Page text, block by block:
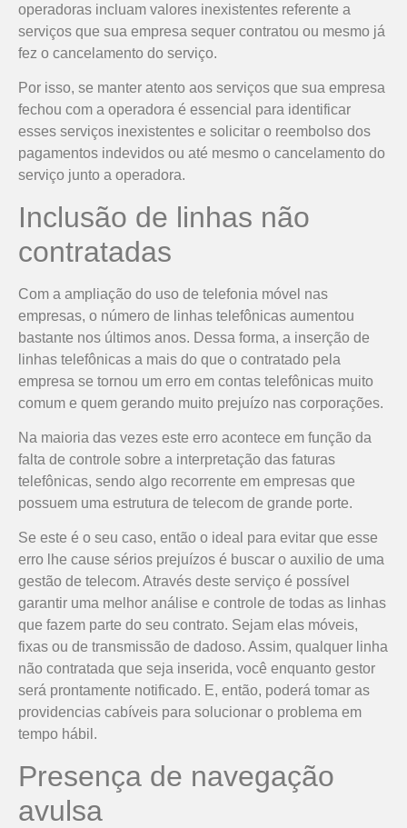
operadoras incluam valores inexistentes referente a
serviços que sua empresa sequer contratou ou mesmo já
fez o cancelamento do serviço.
Por isso, se manter atento aos serviços que sua empresa
fechou com a operadora é essencial para identificar
esses serviços inexistentes e solicitar o reembolso dos
pagamentos indevidos ou até mesmo o cancelamento do
serviço junto a operadora.
Inclusão de linhas não
contratadas
Com a ampliação do uso de telefonia móvel nas
empresas, o número de linhas telefônicas aumentou
bastante nos últimos anos. Dessa forma, a inserção de
linhas telefônicas a mais do que o contratado pela
empresa se tornou um erro em contas telefônicas muito
comum e quem gerando muito prejuízo nas corporações.
Na maioria das vezes este erro acontece em função da
falta de controle sobre a interpretação das faturas
telefônicas, sendo algo recorrente em empresas que
possuem uma estrutura de telecom de grande porte.
Se este é o seu caso, então o ideal para evitar que esse
erro lhe cause sérios prejuízos é buscar o auxilio de uma
gestão de telecom. Através deste serviço é possível
garantir uma melhor análise e controle de todas as linhas
que fazem parte do seu contrato. Sejam elas móveis,
fixas ou de transmissão de dadoso. Assim, qualquer linha
não contratada que seja inserida, você enquanto gestor
será prontamente notificado. E, então, poderá tomar as
providencias cabíveis para solucionar o problema em
tempo hábil.
Presença de navegação
avulsa